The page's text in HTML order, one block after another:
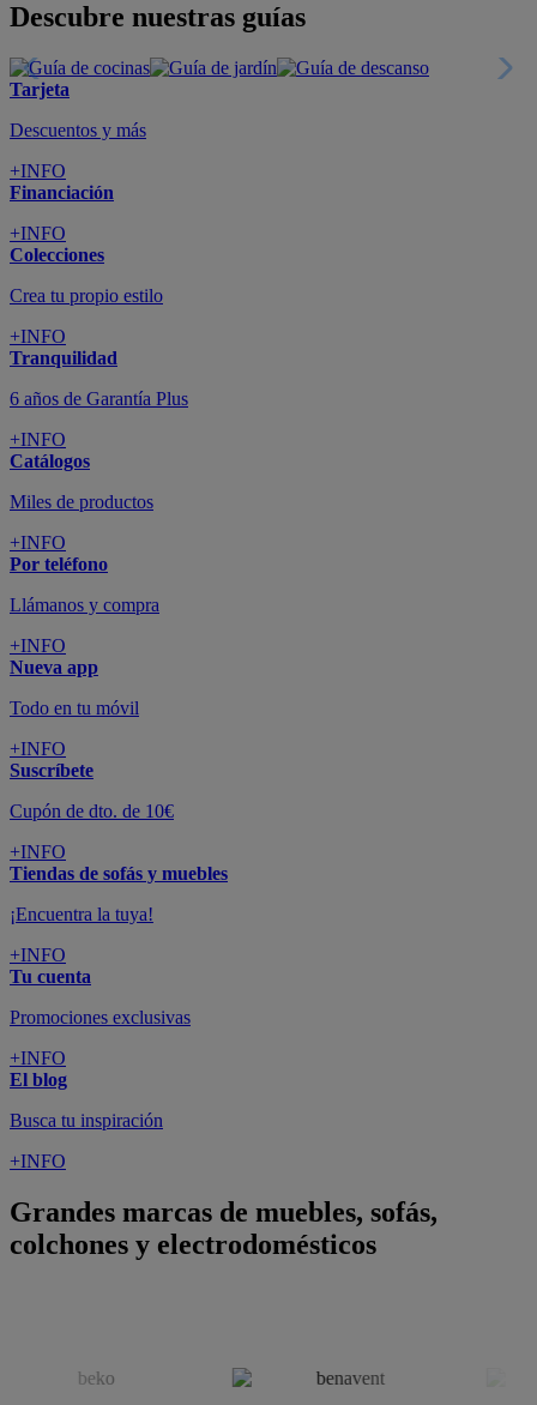
Descubre nuestras guías
Tarjeta
Descuentos y más
+INFO
Financiación
+INFO
Colecciones
Crea tu propio estilo
+INFO
Tranquilidad
6 años de Garantía Plus
+INFO
Catálogos
Miles de productos
+INFO
Por teléfono
Llámanos y compra
+INFO
Nueva app
Todo en tu móvil
+INFO
Suscríbete
Cupón de dto. de 10€
+INFO
Tiendas de sofás y muebles
¡Encuentra la tuya!
+INFO
Tu cuenta
Promociones exclusivas
+INFO
El blog
Busca tu inspiración
+INFO
Grandes marcas de muebles, sofás,
colchones y electrodomésticos